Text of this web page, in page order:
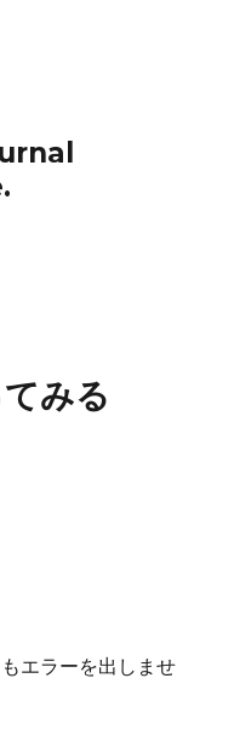
みる
エラーを出しませ